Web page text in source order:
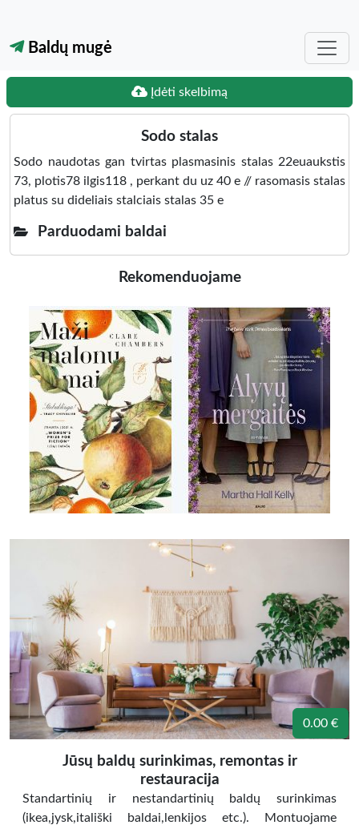
Baldų mugė
Įdėti skelbimą
Sodo stalas
Sodo naudotas gan tvirtas plasmasinis stalas 22euaukstis
73, plotis78 ilgis118 , perkant du uz 40 e // rasomasis stalas
platus su dideliais stalciais stalas 35 e
Parduodami baldai
Rekomenduojame
0.00 €
Jūsų baldų surinkimas, remontas ir
restauracija
Standartinių ir nestandartinių baldų surinkimas
(ikea,jysk,itališki baldai,lenkijos etc.). Montuojame